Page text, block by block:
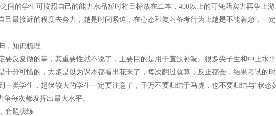
间的学生可按照自己的能力水品暂时将目标放在二本，400以上的可凭藉实力再争上
己最接近的程度去努力，越是时间紧迫，在心态和复习备考行为上越是不能着急，一
知识梳理
反复做的事，其重要性就不说了，主要目的是用于查缺补漏。很多尖子生和中上水
十分可惜的，大多是以为课本都看出花来了，每次翻过就算，反正都会，结果考试的时
类学生，起伏较大的学生一定要注意了，千万不要归结于马虎，也不要归结与“状态
争每次都发挥出最大水平。
题演练